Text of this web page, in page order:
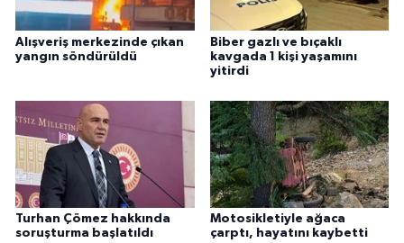
Alışveriş merkezinde çıkan
yangın söndürüldü
Biber gazlı ve bıçaklı
kavgada 1 kişi yaşamını
yitirdi
Turhan Çömez hakkında
soruşturma başlatıldı
Motosikletiyle ağaca
çarptı, hayatını kaybetti